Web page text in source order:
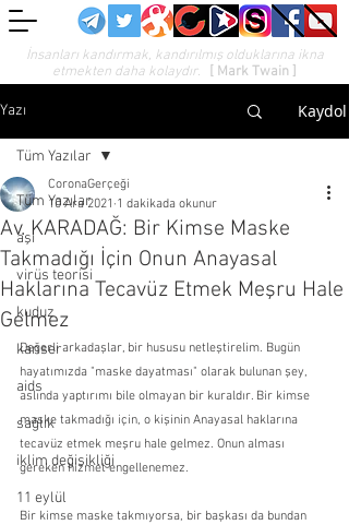
İnsanları kandırmak, kandırılmış olduklarına ikna
etmekten daha kolaydır.
[ Mark Twain ]
Yazı Kaydol
Tüm Yazılar
aşı
virüs teorisi
kuduz
kanser
aids
sağlık
iklim değişikliği
11 eylül
Tüm Yazılar
Av. KARADAĞ: Bir Kimse Maske
Takmadığı İçin Onun Anayasal
Haklarına Tecavüz Etmek Meşru Hale
Gelmez
CoronaGerçeği
10 Ara 2021 1 dakikada okunur
Değerli arkadaşlar, bir hususu netleştirelim. Bugün
hayatımızda "maske dayatması" olarak bulunan şey,
aslında yaptırımı bile olmayan bir kuraldır. Bir kimse
maske takmadığı için, o kişinin Anayasal haklarına
tecavüz etmek meşru hale gelmez. Onun alması
gereken hizmet engellenemez.
Bir kimse maske takmıyorsa, bir başkası da bundan